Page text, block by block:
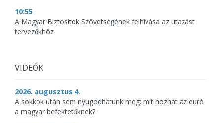
10:55
A Magyar Biztosítók Szövetségének felhívása az utazást
tervezőkhöz
VIDEÓK
2026. augusztus 4.
A sokkok után sem nyugodhatunk meg: mit hozhat az euró
a magyar befektetőknek?